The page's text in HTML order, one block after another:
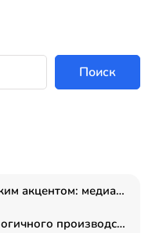
Поиск
Коммуникации с древнегреческим акцентом: медиаменеджер и журналист Владимир Дергачев запустил коммуникационное агентство «Сократ 2.0»
От логистики до высокотехнологичного производства: как основатель “гагаринга” выстраивает экосистему безопасности и гражданских БПЛА